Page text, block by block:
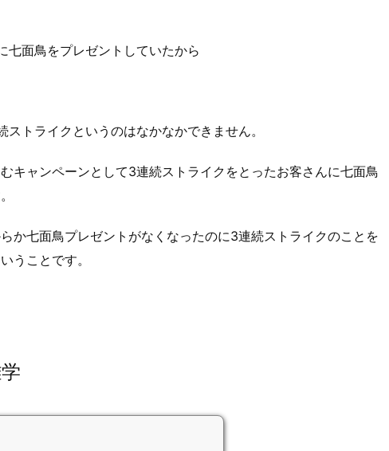
七面鳥をプレゼントしていたから
トライクというのはなかなかできません。
キャンペーンとして3連続ストライクをとったお客さんに七面鳥
か七面鳥プレゼントがなくなったのに3連続ストライクのことを
うことです。